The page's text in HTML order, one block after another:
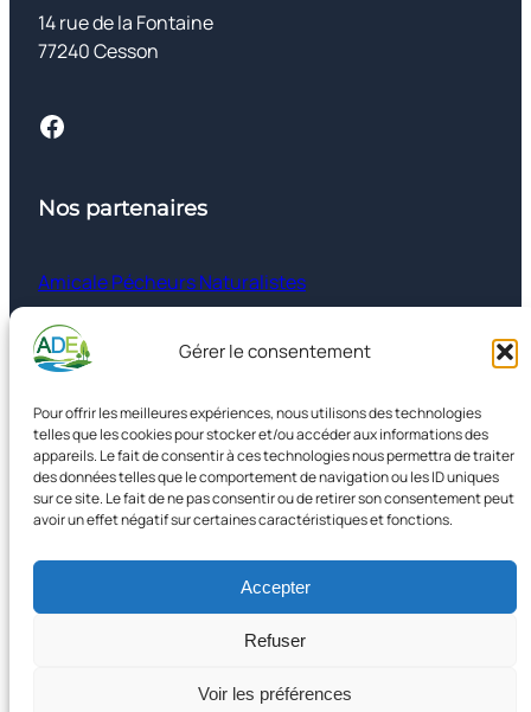
Gérer le consentement
Pour offrir les meilleures expériences, nous utilisons des technologies
telles que les cookies pour stocker et/ou accéder aux informations des
appareils. Le fait de consentir à ces technologies nous permettra de traiter
des données telles que le comportement de navigation ou les ID uniques
sur ce site. Le fait de ne pas consentir ou de retirer son consentement peut
avoir un effet négatif sur certaines caractéristiques et fonctions.
Accepter
Refuser
Voir les préférences
14 rue de la Fontaine
77240 Cesson
Facebook
Nos partenaires
Amicale Pécheurs Naturalistes
FNE77
UFCNA
Informations
Politique de confidentialité
Association de Défense de l'Environnement de Sénart et environs